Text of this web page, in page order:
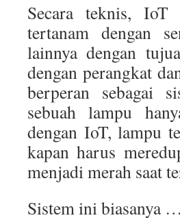
Secara teknis,
tertanam dengan
lainnya dengan
dengan perangkat
berperan sebagai
sebuah lampu
dengan IoT, lampu
kapan harus
menjadi merah saat
Sistem ini biasanya …